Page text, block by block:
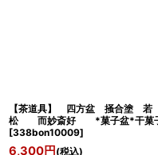
【茶道具】 四方盆 掻合塗 若
松 而妙斎好 *菓子盆*干菓
[338bon10009]
6,300円 (税込)